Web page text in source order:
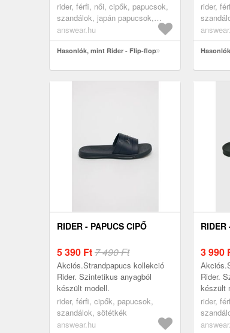
rider, férfi, női, cipők, papucsok,
szandálok, japán papucsok,
fekete
answear.hu
Hasonlók, mint Rider - Flip-flop
rider,
sötétkék
RIDER - PAPUCS CIPŐ
5 390 Ft7 490 Ft
Akciós.Strandpapucs kollekció
Rider. Szintetikus anyagból
készült modell.
rider, férfi, cipők, papucsok,
szandálok, sötétkék
answear.hu
RIDER
3 990
Rider.
készült
rider,